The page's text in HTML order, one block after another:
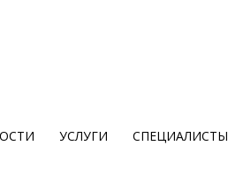
УСЛУГИ СПЕЦИАЛИСТЫ